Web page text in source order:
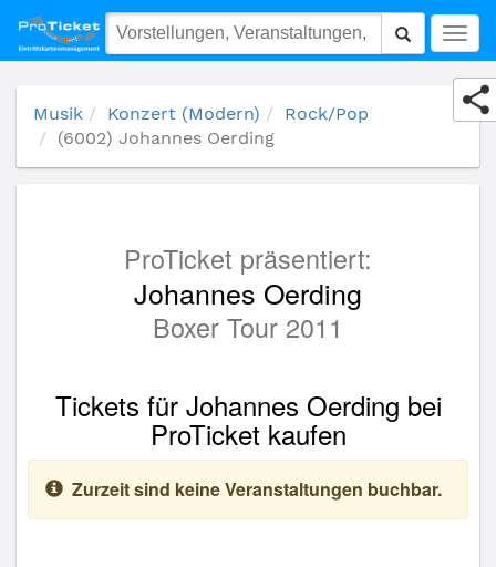
(6002) Johannes Oerding
Musik Konzert (Modern)
Rock/Pop
(6002) Johannes Oerding
ProTicket präsentiert:
Johannes Oerding
Boxer Tour 2011
Tickets für Johannes Oerding bei
ProTicket kaufen
Zurzeit sind keine Veranstaltungen buchbar.